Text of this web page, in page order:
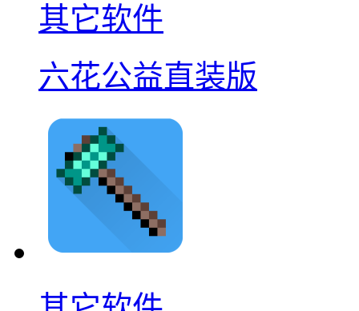
其它软件
六花公益直装版